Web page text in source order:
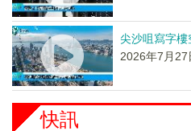
尖沙咀寫字
2026年7月27
快訊